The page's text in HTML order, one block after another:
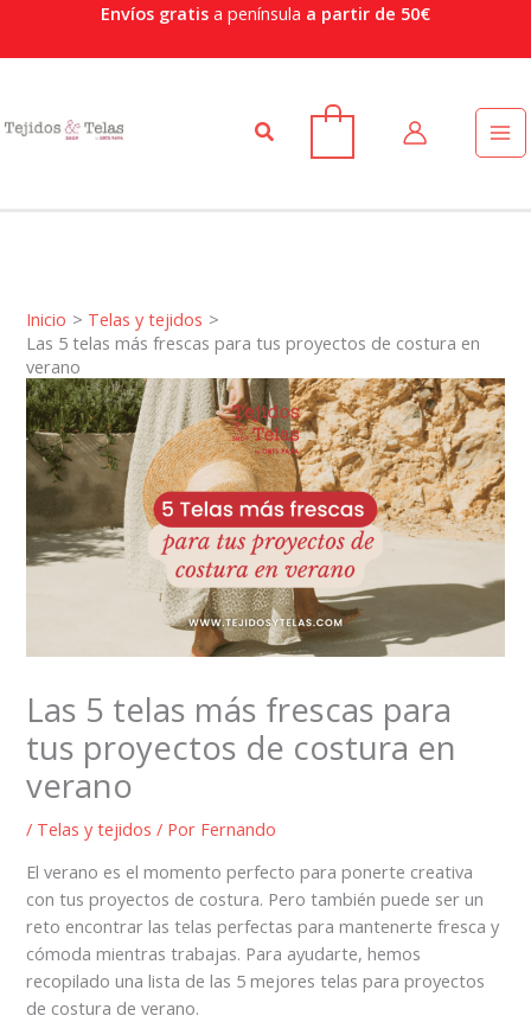
Envíos gratis a península a partir de 50€
Buscar
Inicio
Telas y tejidos
Las 5 telas más frescas para tus proyectos de costura en
verano
Las 5 telas más frescas para
tus proyectos de costura en
verano
/ Telas y tejidos / Por Fernando
El verano es el momento perfecto para ponerte creativa
con tus proyectos de costura. Pero también puede ser un
reto encontrar las telas perfectas para mantenerte fresca y
cómoda mientras trabajas. Para ayudarte, hemos
recopilado una lista de las 5 mejores telas para proyectos
de costura de verano.